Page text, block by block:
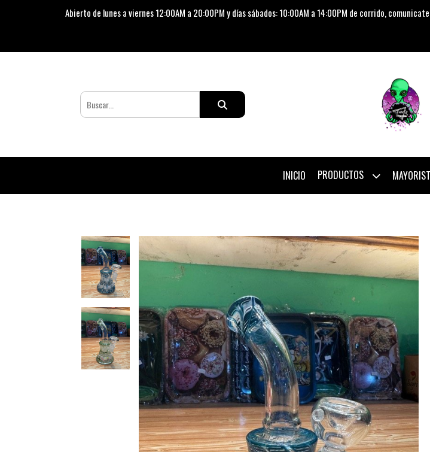
Abierto de lunes a viernes 12:00AM a 20:00PM y días sábados: 10:00AM a 14:00PM de corrido,
INICIO PRODUCTOS